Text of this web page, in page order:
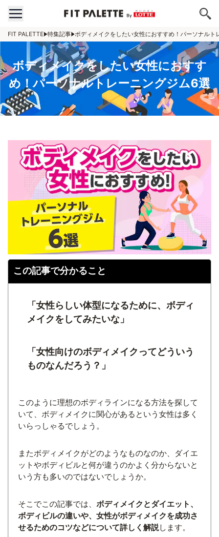
FIT PALETTE 特集記事 ボディメイクをしたい女性におすすめ！パーソナルト
ボディメイクをしたい女性におすす
め！パーソナルトレーニングジム6選
この記事で分かること
「女性らしい体型になるために、ボディ
メイクをしてみたいな」
「女性向けのボディメイクってどういう
ものなんだろう？」
このように理想のボディラインになる方法を探して
いて、ボディメイクに関心があるという女性は多く
いらっしゃるでしょう。
またボディメイクがどのようなものなのか、ダイエ
ットやボディビルと何が違うのかよく分からないと
いう方も多いのではないでしょうか。
そこでこの記事では、 ボディメイクとダイエット、
ボディビルの違いや、女性がボディメイクを成功さ
せるためのコツなどについて詳しく解説します。